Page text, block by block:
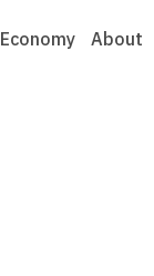
Economy About